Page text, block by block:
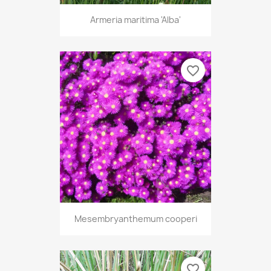
Armeria maritima 'Alba'
Mesembryanthemum cooperi
favorite_border